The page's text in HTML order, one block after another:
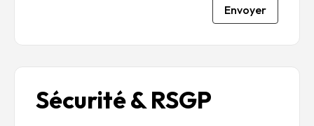
Envoyer
Sécurité & RSGP